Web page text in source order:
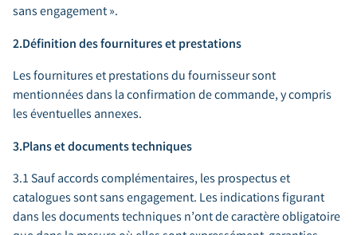
sans engagement ».
2.Définition des fournitures et prestations
Les fournitures et prestations du fournisseur sont
mentionnées dans la confirmation de commande, y compris
les éventuelles annexes.
3.Plans et documents techniques
3.1 Sauf accords complémentaires, les prospectus et
catalogues sont sans engagement. Les indications figurant
dans les documents techniques n’ont de caractère obligatoire